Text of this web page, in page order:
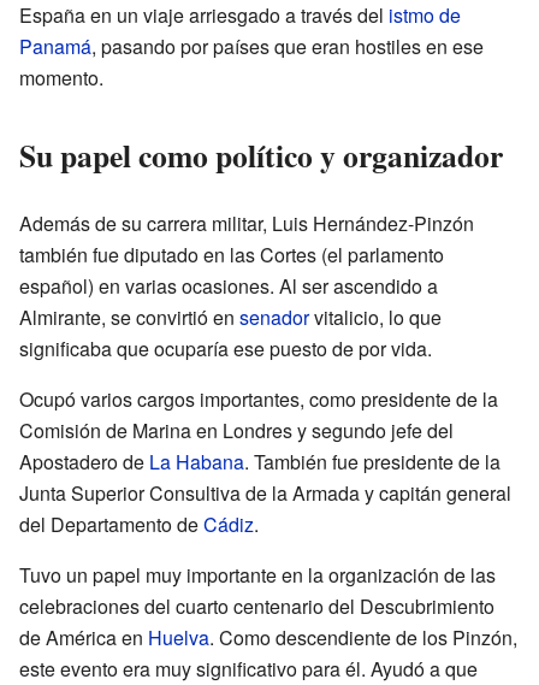
España en un viaje arriesgado a través del istmo de
Panamá, pasando por países que eran hostiles en ese
momento.
Su papel como político y organizador
Además de su carrera militar, Luis Hernández-Pinzón
también fue diputado en las Cortes (el parlamento
español) en varias ocasiones. Al ser ascendido a
Almirante, se convirtió en senadorvitalicio, lo que
significaba que ocuparía ese puesto de por vida.
Ocupó varios cargos importantes, como presidente de la
Comisión de Marina en Londres y segundo jefe del
Apostadero de La Habana. También fue presidente de la
Junta Superior Consultiva de la Armada y capitán general
del Departamento deCádiz.
Tuvo un papel muy importante en la organización de las
celebraciones del cuarto centenario del Descubrimiento
de América en Huelva. Como descendiente de los Pinzón,
este evento era muy significativo para él. Ayudó a que